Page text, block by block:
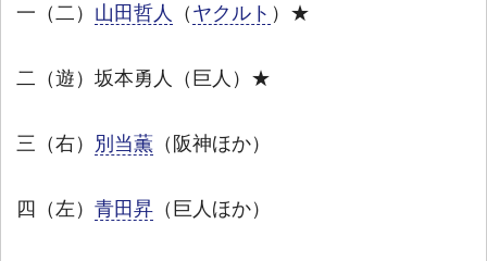
一（二） 山田哲人 （ ヤクルト ）★
二（遊）坂本勇人（巨人）★
三（右） 別当薫 （阪神ほか）
四（左） 青田昇 （巨人ほか）